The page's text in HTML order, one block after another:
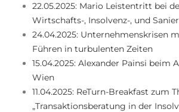
22.05.2025: Mario Leistentritt bei
Wirtschafts-, Insolvenz-, und
24.04.2025: Unternehmenskrisen
Führen in turbulenten Zeiten
15.04.2025: Alexander Painsi beim
Wien
11.04.2025: ReTurn-Breakfast zum
„Transaktionsberatung in der